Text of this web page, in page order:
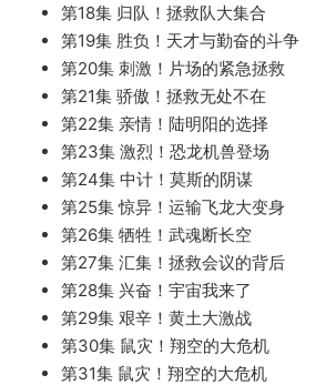
第18集 归队！拯救队大集合
第19集 胜负！天才与勤奋的斗争
第20集 刺激！片场的紧急拯救
第21集 骄傲！拯救无处不在
第22集 亲情！陆明阳的选择
第23集 激烈！恐龙机兽登场
第24集 中计！莫斯的阴谋
第25集 惊异！运输飞龙大变身
第26集 牺牲！武魂断长空
第27集 汇集！拯救会议的背后
第28集 兴奋！宇宙我来了
第29集 艰辛！黄土大激战
第30集 鼠灾！翔空的大危机
第31集 鼠灾！翔空的大危机